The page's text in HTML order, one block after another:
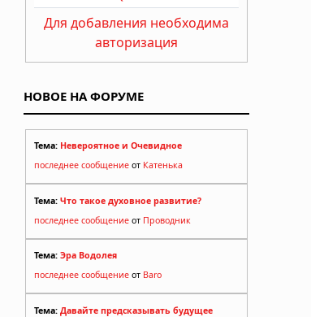
Для добавления необходима
авторизация
НОВОЕ НА ФОРУМЕ
Тема: Невероятное и Очевидное
последнее сообщение от Катенька
Тема: Что такое духовное развитие?
последнее сообщение от Проводник
Тема: Эра Водолея
последнее сообщение от Baro
Тема: Давайте предсказывать будущее